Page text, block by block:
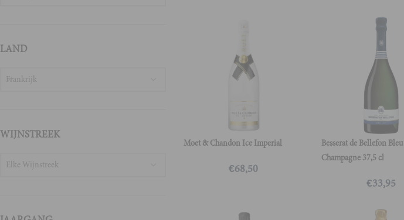
LAND
Frankrijk
WIJNSTREEK
Elke Wijnstreek
Moet & Chandon Ice Imperial
€68,50
Besserat de Bellefon
Champagne 37,5 cl
€33,95